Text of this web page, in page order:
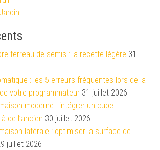
terreau de semis : la recette légère 31
: les 5 erreurs fréquentes lors de la
votre programmateur 31 juillet 2026
moderne : intégrer un cube
de l’ancien 30 juillet 2026
latérale : optimiser la surface de
juillet 2026